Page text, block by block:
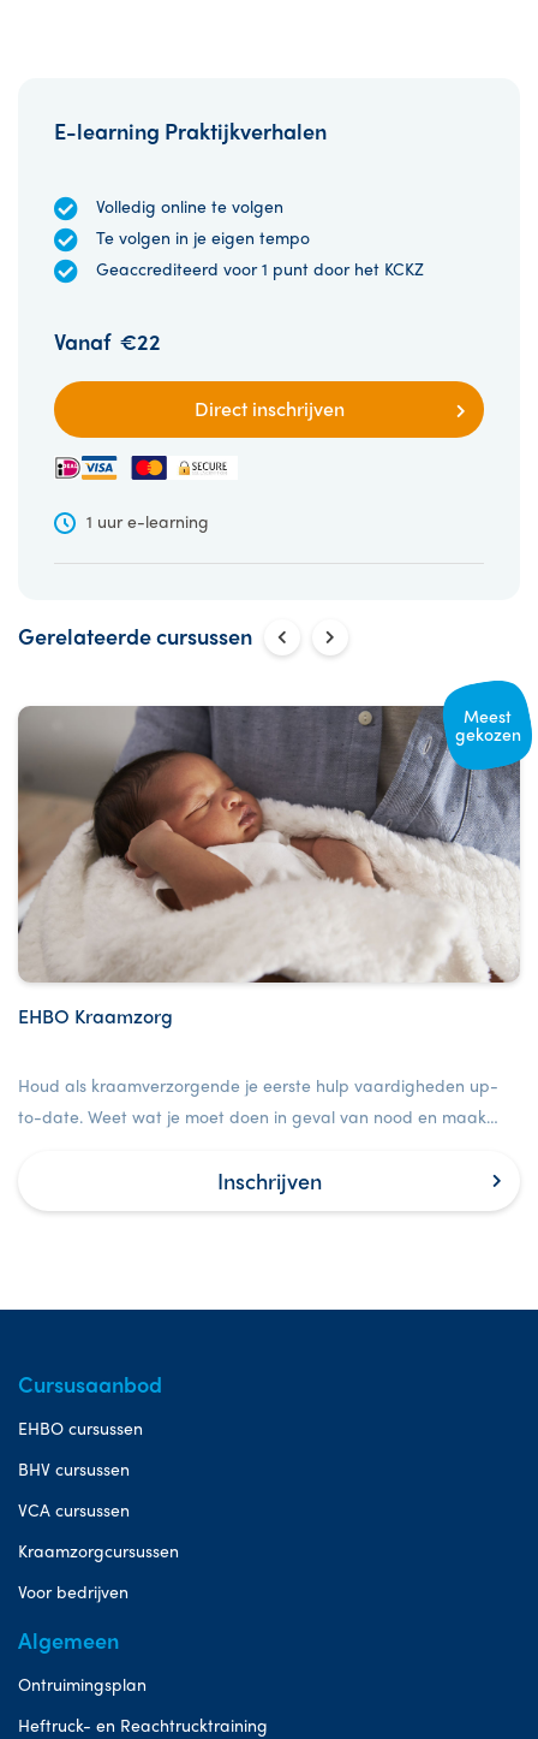
E-learning Praktijkverhalen
Volledig online te volgen
Te volgen in je eigen tempo
Geaccrediteerd voor 1 punt door het KCKZ
Vanaf €22
Direct inschrijven
1 uur e-learning
Gerelateerde cursussen
Meest
gekozen
EHBO Kraamzorg
Houd als kraamverzorgende je eerste hulp vaardigheden up-
to-date. Weet wat je moet doen in geval van nood en maak
Inschrijven
Cursusaanbod
EHBO cursussen
BHV cursussen
VCA cursussen
Kraamzorgcursussen
Voor bedrijven
Algemeen
Ontruimingsplan
Heftruck- en Reachtrucktraining